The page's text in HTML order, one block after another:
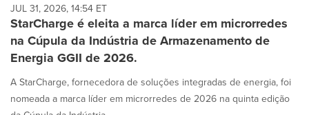
JUL 31, 2026, 14:54 ET
StarCharge é eleita a marca líder em microrredes
na Cúpula da Indústria de Armazenamento de
Energia GGII de 2026.
A StarCharge, fornecedora de soluções integradas de energia, foi
nomeada a marca líder em microrredes de 2026 na quinta edição